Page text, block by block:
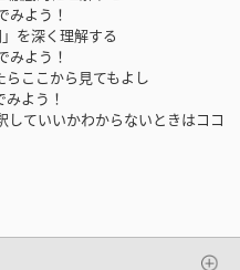
よう！
を深く理解する
よう！
ここから見てもよし
よう！
ていいかわからないときはココ